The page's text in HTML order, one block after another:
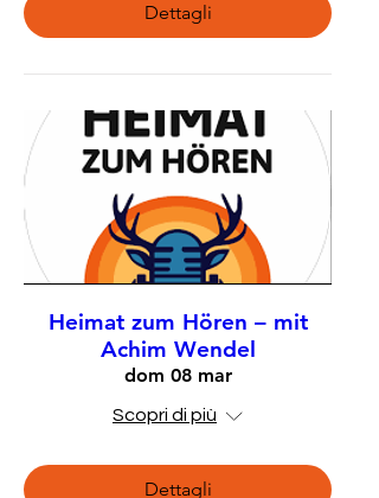
Dettagli
Heimat zum Hören – mit
Achim Wendel
dom 08 mar
Scopri di più
Dettagli